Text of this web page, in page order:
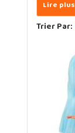
Trier Par: